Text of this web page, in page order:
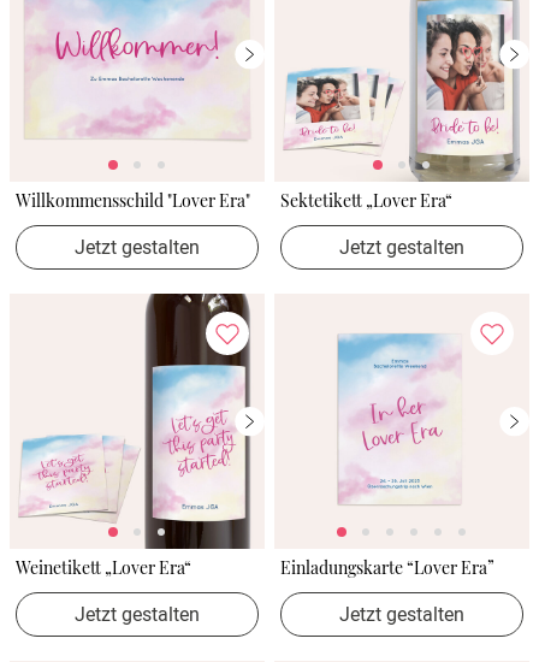
Willkommensschild "Lover Era"
Jetzt gestalten
Sektetikett „Lover Era“
Jetzt gestalten
Weinetikett „Lover Era“
Jetzt gestalten
Einladungskarte “Lover Era”
Jetzt gestalten